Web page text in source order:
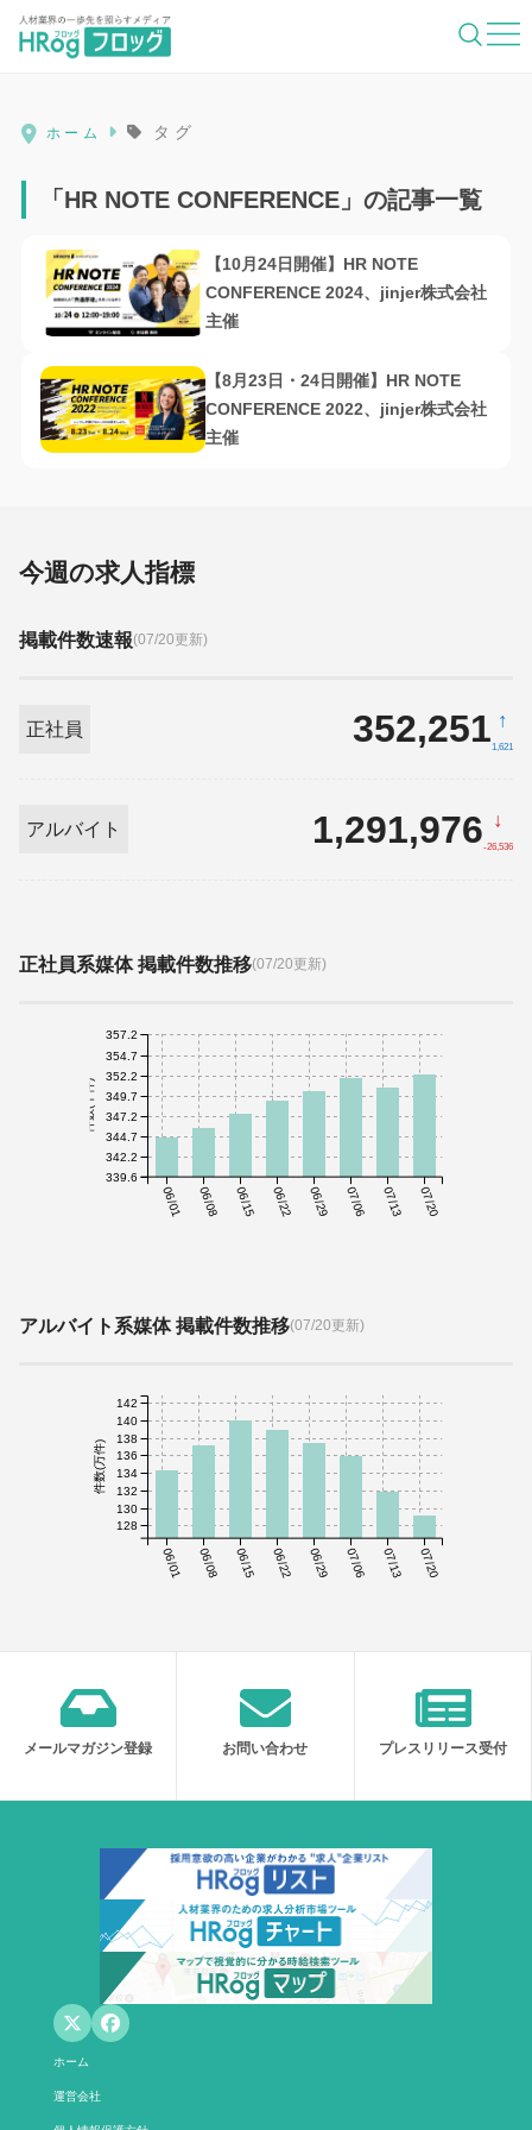
HRog | 人材業界の一歩先を照らすメディ
ホーム タグ
「HR NOTE CONFERENCE」の記事一覧
【10月24日開催】HR NOTE
CONFERENCE 2024、jinjer株式会社
主催
【8月23日・24日開催】HR NOTE
CONFERENCE 2022、jinjer株式会社
主催
今週の求人指標
掲載件数速報(07/20更新)
正社員 352,251 ↑
1,621
アルバイト 1,291,976 ↓
-26,536
正社員系媒体 掲載件数推移(07/20更新)
06/01 06/08 06/15 06/22 06/29 07/06 07/13 07/20
件数(千件)
339.6
342.2
344.7
347.2
349.7
352.2
354.7
357.2
アルバイト系媒体 掲載件数推移(07/20更新)
06/01 06/08 06/15 06/22 06/29 07/06 07/13 07/20
件数(万件)
128
130
132
134
136
138
140
142
メールマガジン登録 お問い合わせ プレスリリース受付
ホーム
運営会社